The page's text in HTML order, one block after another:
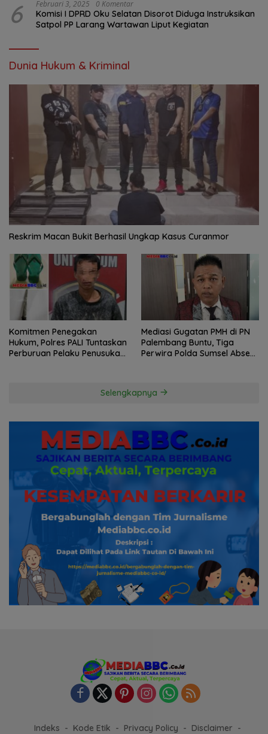
6 Februari 3, 2025 0 Komentar
Komisi I DPRD Oku Selatan Disorot Diduga Instruksikan
Satpol PP Larang Wartawan Liput Kegiatan
Dunia Hukum & Kriminal
Reskrim Macan Bukit Berhasil Ungkap Kasus Curanmor
Komitmen Penegakan
Hukum, Polres PALI Tuntaskan
Perburuan Pelaku Penusukan
Mediasi Gugatan PMH di PN
Palembang Buntu, Tiga
Perwira Polda Sumsel Absen,
Selengkapnya
Indeks Kode Etik Privacy Policy Disclaimer